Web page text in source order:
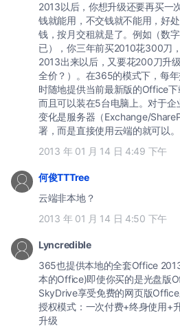
2013以后，你想升级还要再买一
钱就能用，不交钱就不能用，好
钱，按月交租就是了。例如（数
已），你三年前买2010花300刀
2013出来以后，又要花200刀升
全价？）。在365的模式下，每
时随地提供当前最新版的Office
而且可以装在5台电脑上。对于
变化是服务器（Exchange/
署，而是直接使用云端的就可以。
2013 年 01 月 14 日 4:49 下午
何俊TTTree
云端非本地？
2013 年 01 月 14 日 4:50 下午
Lyncredible
365也提供本地的全套Office
本的Office)即使你买的是光盘版
SkyDrive享受免费的网页版
授权模式：一次付费+终身使用+
升级